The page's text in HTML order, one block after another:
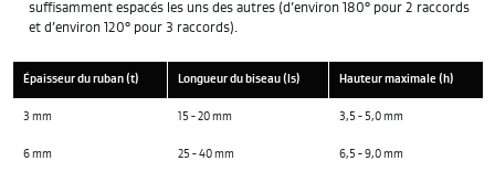
suffisamment espacés les uns des autres (d’environ 180° pour 2 raccords
et d’environ 120° pour 3 raccords).
Épaisseur du ruban (t) Longueur du biseau (ls) Hauteur maximale (h)
3 mm 15 - 20 mm 3,5 - 5,0 mm
6 mm 25 - 40 mm 6,5 - 9,0 mm